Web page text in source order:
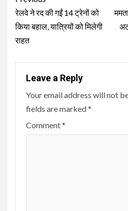
Reading
रेलवे ने रद की गईं 14 ट्रेनों को
किया बहाल, यात्रियों को मिलेगी
राहत
Leave a Reply
Your email address will not
fields are marked*
Comment*